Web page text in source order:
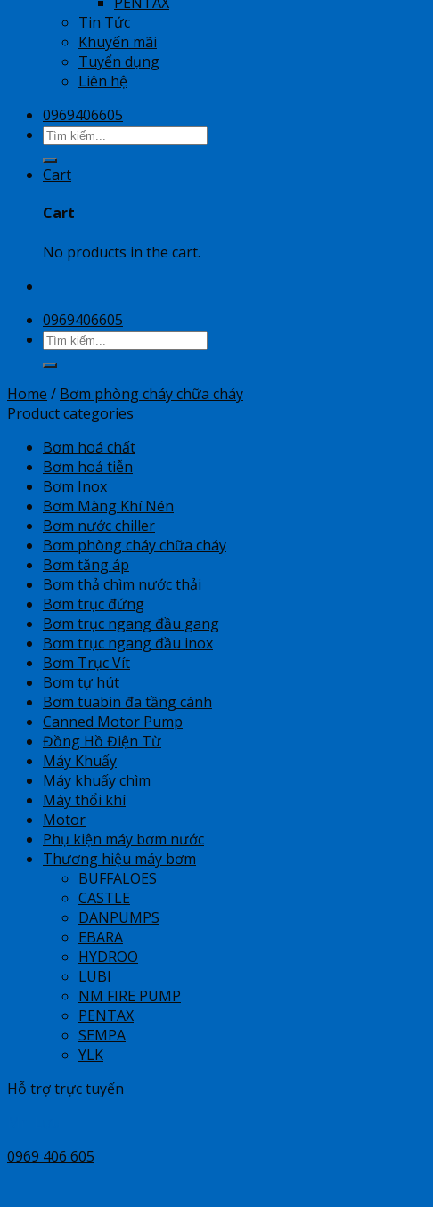
Tin Tức
Khuyến mãi
Tuyển dụng
Liên hệ
0969406605
Search
for:
Cart
Cart
No products in the cart.
0969406605
Search
for:
Home / Bơm phòng cháy chữa cháy
Product categories
Bơm hoá chất
Bơm hoả tiễn
Bơm Inox
Bơm Màng Khí Nén
Bơm nước chiller
Bơm phòng cháy chữa cháy
Bơm tăng áp
Bơm thả chìm nước thải
Bơm trục đứng
Bơm trục ngang đầu gang
Bơm trục ngang đầu inox
Bơm Trục Vít
Bơm tự hút
Bơm tuabin đa tầng cánh
Canned Motor Pump
Đồng Hồ Điện Từ
Máy Khuấy
Máy khuấy chìm
Máy thổi khí
Motor
Phụ kiện máy bơm nước
Thương hiệu máy bơm
BUFFALOES
CASTLE
DANPUMPS
EBARA
HYDROO
LUBI
NM FIRE PUMP
PENTAX
SEMPA
YLK
Hỗ trợ trực tuyến
0969 406 605